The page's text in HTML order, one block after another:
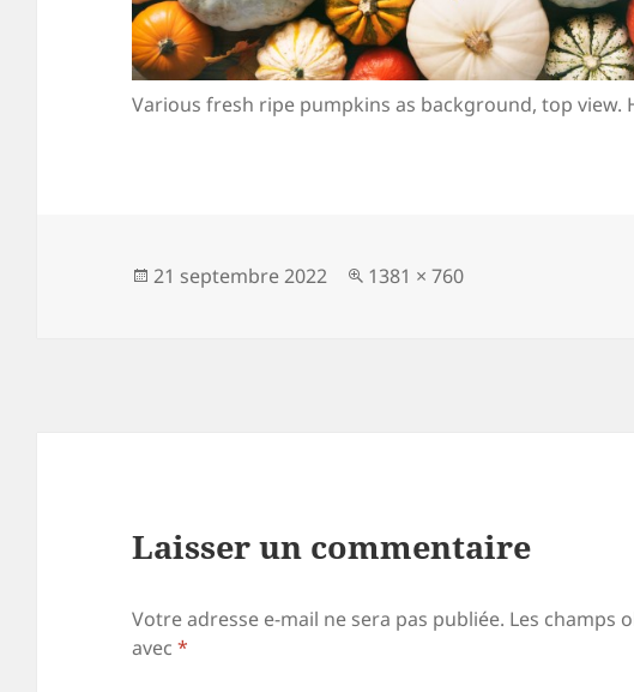
Various fresh ripe pumpkins as background, top view.
Publié
21 septembre 2022
Taille
1381 × 760
Laisser un commentaire
Votre adresse e-mail ne sera pas publiée. Les champs
avec*